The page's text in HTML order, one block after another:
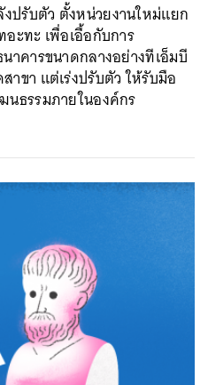
รับตัว ตั้งหน่วยงานใหม่แยก
ะทะ เพื่อเอื้อกับการ
าคารขนาดกลางอย่างทีเอ็มบี
ขา แต่เร่งปรับตัว ให้รับมือ
ธรรมภายในองค์กร